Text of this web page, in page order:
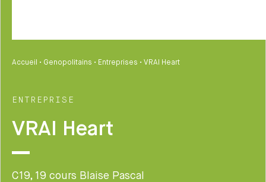
Accueil • Genopolitains • Entreprises • VRAI Heart
ENTREPRISE
VRAI Heart
C19, 19 cours Blaise Pascal